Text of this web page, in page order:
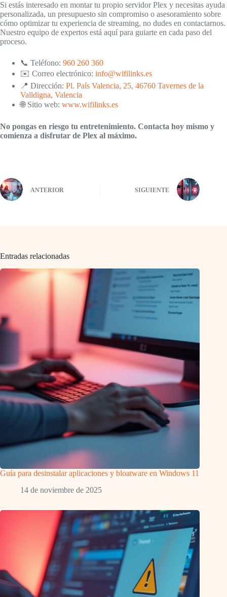
Si estás interesado en montar tu propio servidor Plex y necesitas ayuda
personalizada, un presupuesto sin compromiso o asesoramiento sobre
cómo optimizar tu experiencia de streaming, no dudes en contactarnos.
Nuestro equipo de expertos está aquí para guiarte en cada paso del
proceso.
📞 Teléfono: 960 260 360
✉️ Correo electrónico: info@wifilinks.es
📍 Dirección: Pl. País Valencia, 25, 46760 Tavernes de la
Valldigna, Valencia
🌐 Sitio web: www.wifilinks.es
No pongas en riesgo tu entretenimiento. Contacta hoy mismo y
comienza a disfrutar de Plex al máximo.
ANTERIOR SIGUIENTE
Entradas relacionadas
Guía para desinstalar aplicaciones y bloatware en Windows 11
14 de noviembre de 2025